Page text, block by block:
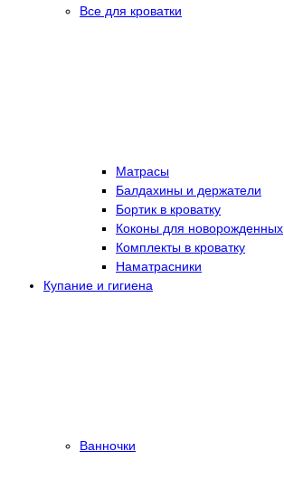
Все для кроватки
Матрасы
Балдахины и держатели
Бортик в кроватку
Коконы для новорожденных
Комплекты в кроватку
Наматрасники
Купание и гигиена
Ванночки